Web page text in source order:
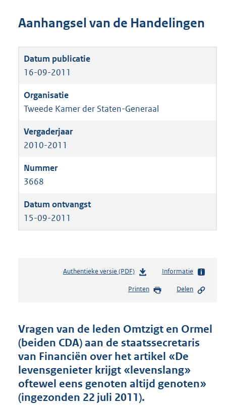
Aanhangsel van de Handelingen
16-09-2011
Tweede Kamer der Staten-Generaal
2010-2011
3668
15-09-2011
Authentieke versie (PDF)b
s
d
s
g
r
o
o
Informatie
Printen Delen
Vragen van de leden Omtzigt en Ormel
(beiden CDA) aan de staatssecretaris
van Financiën over het artikel «De
levensgenieter krijgt «levenslang»
oftewel eens genoten altijd genoten»
(ingezonden 22 juli 2011).